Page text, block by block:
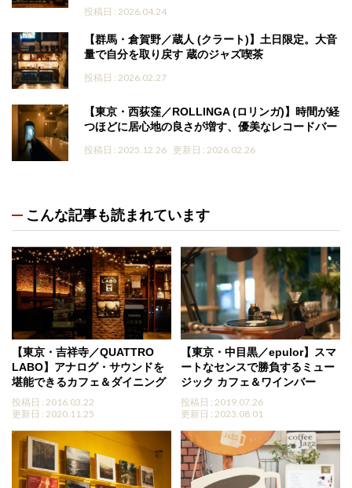
投稿日 : 2026.04.24
【群馬・倉賀野／蔵人 (クラート)】土日限定。大音
量で自分を取り戻す 蔵のジャズ喫茶
投稿日 : 2026.02.27
【東京・西荻窪／ROLLINGA (ロリンガ)】時間が経
つほどに居心地の良さが増す、優美なレコードバー
投稿日 : 2025.12.26 更新日 : 2026.02.26
こんな記事も読まれています
【東京・吉祥寺／QUATTRO
LABO】アナログ・サウンドを
堪能できるカフェ＆ダイニング
投稿日 : 2016.03.22
更新日 : 2020.11.25
【東京・中目黒／epulor】スマ
ートなセンスで勝負するミュー
ジック カフェ＆ワインバー
投稿日 : 2019.07.26
更新日 : 2023.08.01